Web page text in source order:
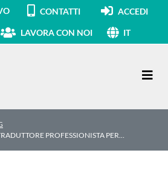
CONTATTI ACCEDI
LAVORA CON NOI IT
PROFESSIONISTA PER…